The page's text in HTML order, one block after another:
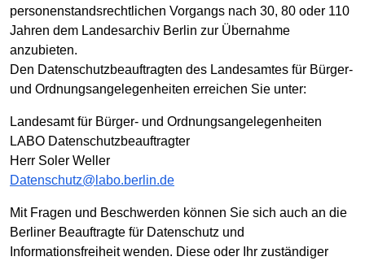
personenstandsrechtlichen Vorgangs nach 30, 80 oder 110
Jahren dem Landesarchiv Berlin zur Übernahme
anzubieten.
Den Datenschutzbeauftragten des Landesamtes für Bürger-
und Ordnungsangelegenheiten erreichen Sie unter:
Landesamt für Bürger- und Ordnungsangelegenheiten
LABO Datenschutzbeauftragter
Herr Soler Weller
Datenschutz@labo.berlin.de
Mit Fragen und Beschwerden können Sie sich auch an die
Berliner Beauftragte für Datenschutz und
Informationsfreiheit wenden. Diese oder Ihr zuständiger